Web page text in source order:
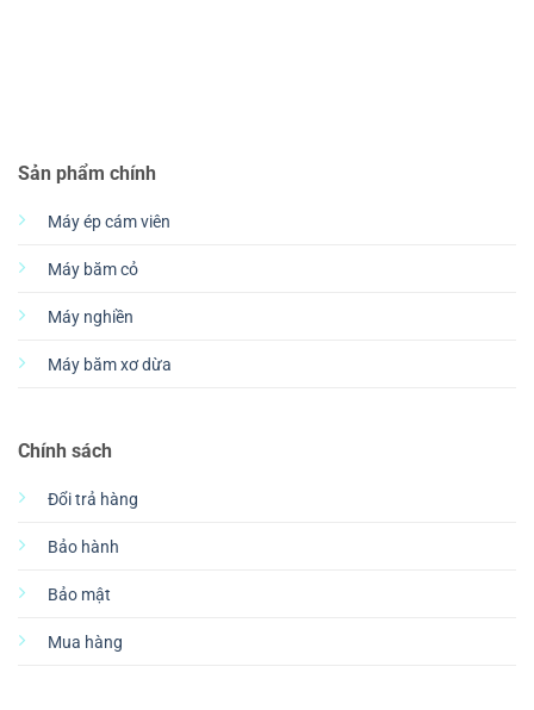
Sản phẩm chính
Máy ép cám viên
Máy băm cỏ
Máy nghiền
Máy băm xơ dừa
Chính sách
Đổi trả hàng
Bảo hành
Bảo mật
Mua hàng